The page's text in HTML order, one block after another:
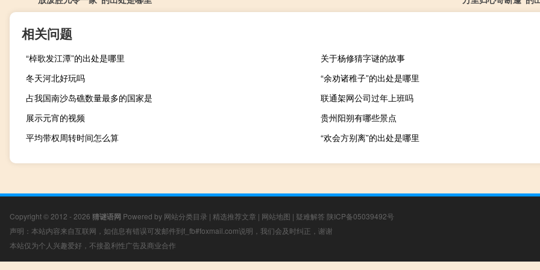
相关问题
“棹歌发江潭”的出处是哪里
关于杨修猜字谜的故事
冬天河北好玩吗
“余劝诸稚子”的出处是哪里
占我国南沙岛礁数量最多的国家是
联通架网公司过年上班吗
展示元宵的视频
贵州阳朔有哪些景点
平均带权周转时间怎么算
“欢会方别离”的出处是哪里
Copyright © 2012 - 2026 猜谜语网 Powered by 网站分类目录 | 精选推荐文章 | 网站地图 | 疑难解答 陕ICP备05039492号
声明：本站内容来自互联网，如信息有错误可发邮件到f_fb#foxmail.com说明，我们会及时纠正，谢谢
本站仅为个人兴趣爱好，不接盈利性广告及商业合作